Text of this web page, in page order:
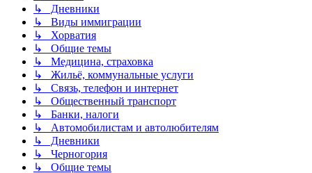
↳ Дневники
↳ Виды иммиграции
↳ Хорватия
↳ Общие темы
↳ Медицина, страховка
↳ Жильё, коммунальные услуги
↳ Связь, телефон и интернет
↳ Общественный транспорт
↳ Банки, налоги
↳ Автомобилистам и автолюбителям
↳ Дневники
↳ Черногория
↳ Общие темы